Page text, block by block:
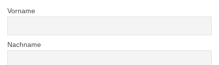
Vorname
Nachname